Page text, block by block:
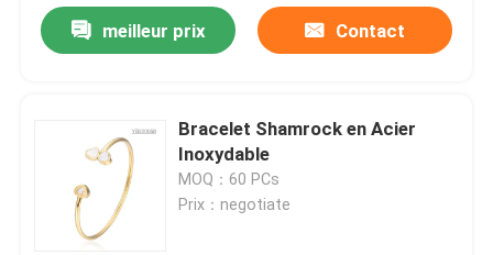
meilleur prix Contact
Bracelet Shamrock en Acier
Inoxydable
MOQ：60 PCs
Prix：negotiate